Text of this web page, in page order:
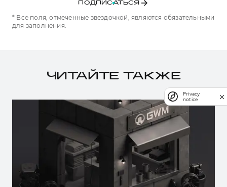
ПОДПИСАТЬСЯ
* Все поля, отмеченные звездочкой, являются обязательными
для заполнения.
ЧИТАЙТЕ ТАКЖЕ
Privacy
notice